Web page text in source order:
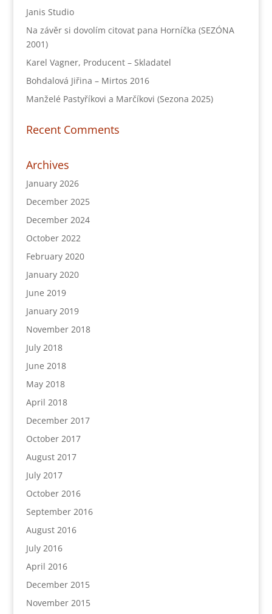
Janis Studio
Na závěr si dovolím citovat pana Horníčka (SEZÓNA
2001)
Karel Vagner, Producent – Skladatel
Bohdalová Jiřina – Mirtos 2016
Manželé Pastyříkovi a Marčíkovi (Sezona 2025)
Recent Comments
Archives
January 2026
December 2025
December 2024
October 2022
February 2020
January 2020
June 2019
January 2019
November 2018
July 2018
June 2018
May 2018
April 2018
December 2017
October 2017
August 2017
July 2017
October 2016
September 2016
August 2016
July 2016
April 2016
December 2015
November 2015